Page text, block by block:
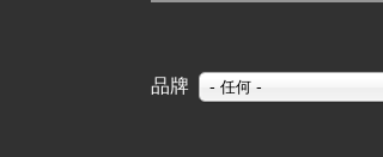
品牌 - 任何 -